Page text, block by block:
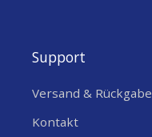
Support
Versand & Rückgabe
Kontakt